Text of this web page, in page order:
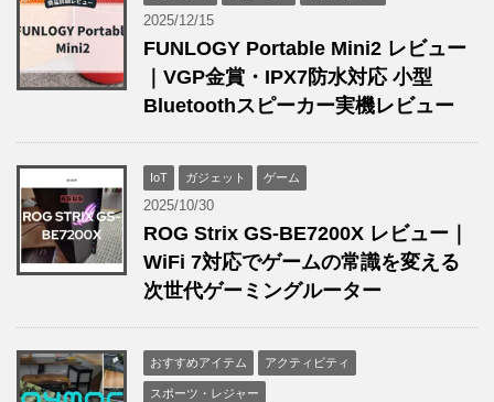
2025/12/15
FUNLOGY Portable Mini2 レビュー
｜VGP金賞・IPX7防水対応 小型
Bluetoothスピーカー実機レビュー
IoT ガジェット ゲーム
2025/10/30
ROG Strix GS-BE7200X レビュー｜
WiFi 7対応でゲームの常識を変える
次世代ゲーミングルーター
おすすめアイテム アクティビティ
スポーツ・レジャー